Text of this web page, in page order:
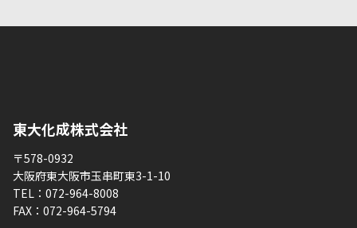
東大化成株式会社
〒578-0932
大阪府東大阪市玉串町東3-1-10
TEL： 072-964-8008
FAX： 072-964-5794